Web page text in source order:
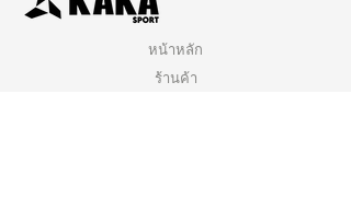
หน้าหลัก
ร้านค้า